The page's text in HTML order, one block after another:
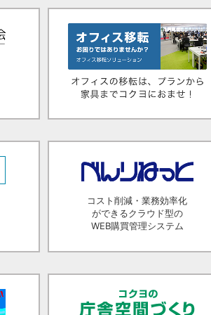
コスト削減・業務効率化
ができるクラウド型の
WEB購買管理システム